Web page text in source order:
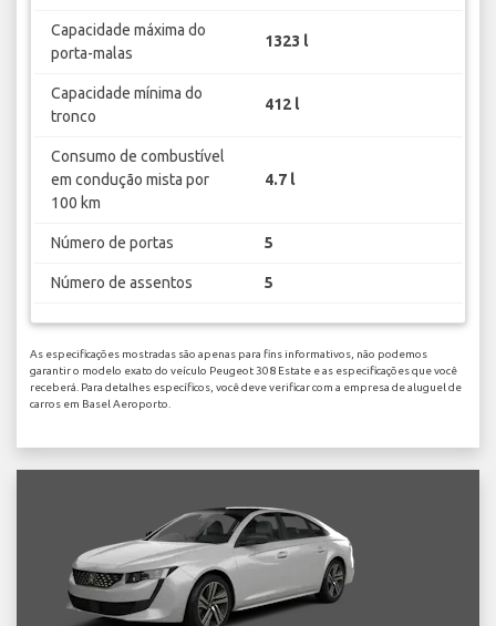
Capacidade máxima do
porta-malas
1323 l
Capacidade mínima do
tronco
412 l
Consumo de combustível
em condução mista por
100 km
4.7 l
Número de portas 5
Número de assentos 5
As especificações mostradas são apenas para fins informativos, não podemos
garantir o modelo exato do veículo Peugeot 308 Estate e as especificações que você
receberá. Para detalhes específicos, você deve verificar com a empresa de aluguel de
carros em Basel Aeroporto.